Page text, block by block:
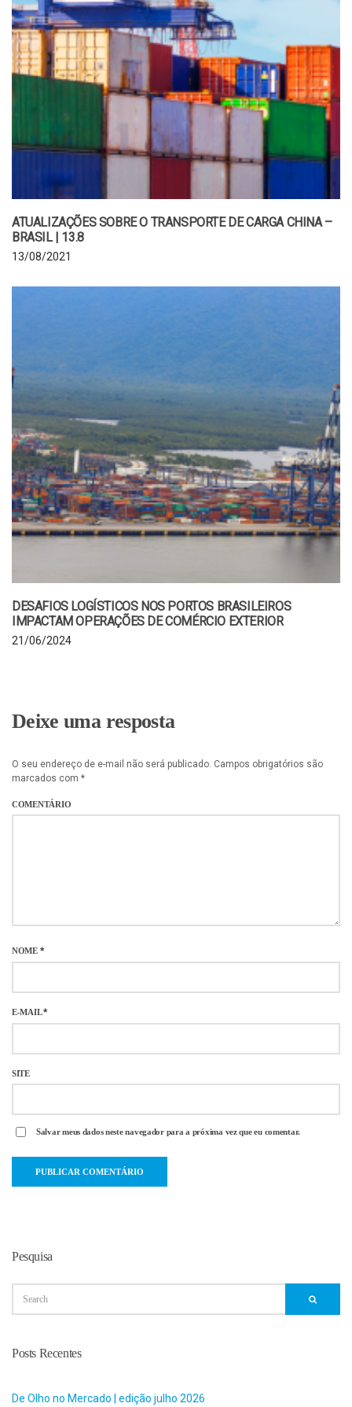
ATUALIZAÇÕES SOBRE O TRANSPORTE DE CARGA CHINA –
BRASIL | 13.8
13/08/2021
DESAFIOS LOGÍSTICOS NOS PORTOS BRASILEIROS
IMPACTAM OPERAÇÕES DE COMÉRCIO EXTERIOR
21/06/2024
Deixe uma resposta
O seu endereço de e-mail não será publicado. Campos obrigatórios são
marcados com *
COMENTÁRIO
NOME *
E-MAIL*
SITE
Salvar meus dados neste navegador para a próxima vez que eu comentar.
Pesquisa
Posts Recentes
De Olho no Mercado | edição julho 2026